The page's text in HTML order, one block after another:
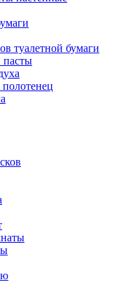
туалетной бумаги
пасты